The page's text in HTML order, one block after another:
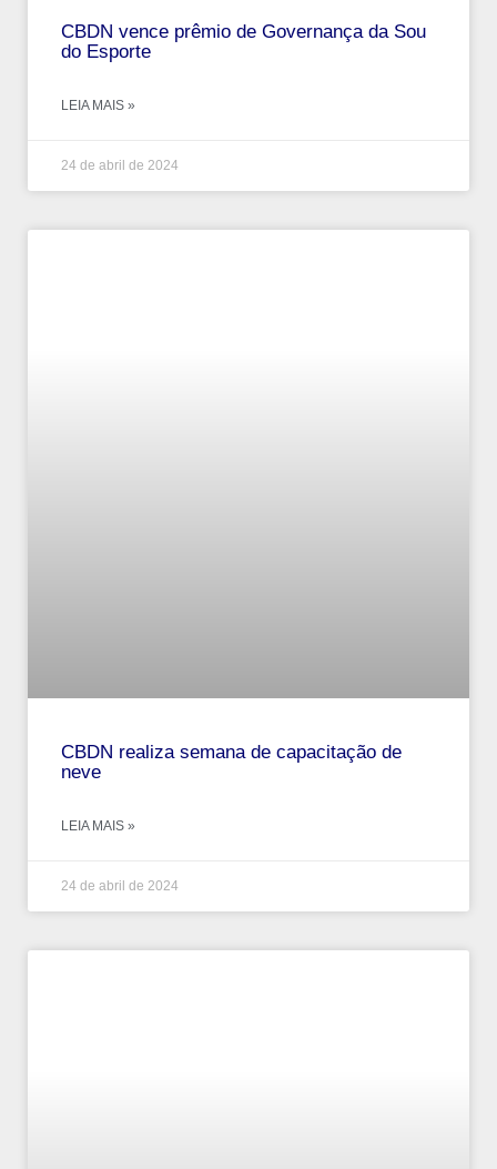
CBDN vence prêmio de Governança da Sou
do Esporte
LEIA MAIS »
24 de abril de 2024
CBDN realiza semana de capacitação de
neve
LEIA MAIS »
24 de abril de 2024